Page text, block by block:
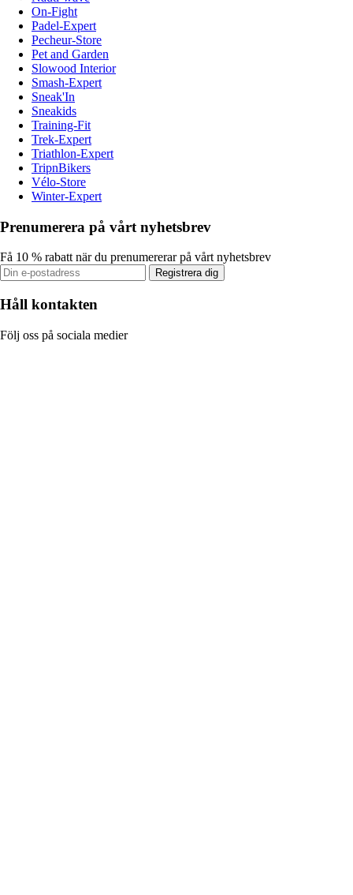
On-Fight
Padel-Expert
Pecheur-Store
Pet and Garden
Slowood Interior
Smash-Expert
Sneak'In
Sneakids
Training-Fit
Trek-Expert
Triathlon-Expert
TripnBikers
Vélo-Store
Winter-Expert
Prenumerera på vårt nyhetsbrev
Få 10 % rabatt när du prenumererar på vårt nyhetsbrev
Registrera dig
Håll kontakten
Följ oss på sociala medier